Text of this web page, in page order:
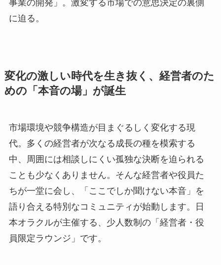
事業の開発」。激変する市場での意思決定の裏側
に迫る。
変化の激しい時代を生き抜く、経営者のた
めの「本音の場」が誕生
市場環境や競争構造が目まぐるしく変化する現
代。多くの経営者が次なる成長の種を模索する
中、周囲には相談しにくい孤独な決断を迫られる
ことも少なくありません。そんな経営者や役員た
ちが一堂に会し、「ここでしか聞けない本音」を
語り合える特別なコミュニティが始動します。日
本オラクルが主催する、少人数制の「経営者・役
員限定ラウンジ」です。